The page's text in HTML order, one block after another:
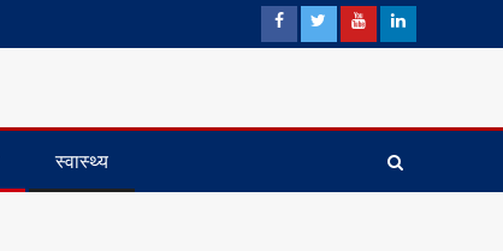
स्वास्थ्य